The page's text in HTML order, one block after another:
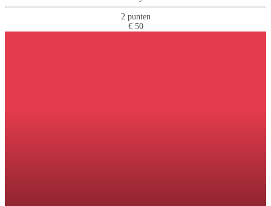
2 punten
€ 50